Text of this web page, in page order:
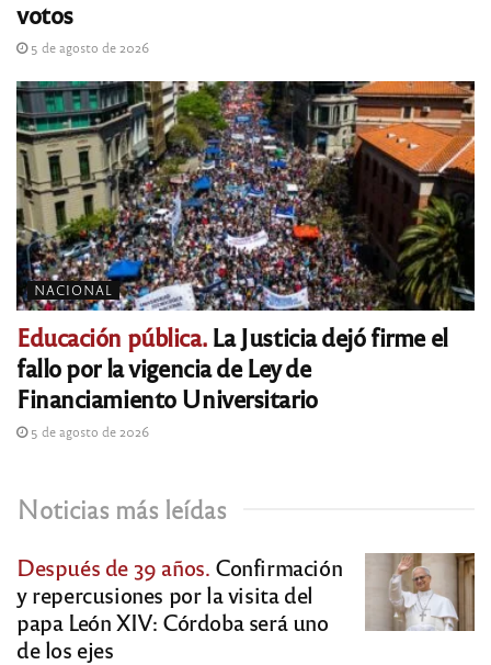
votos
5 de agosto de 2026
NACIONAL
Educación pública.La Justicia dejó firme el
fallo por la vigencia de Ley de
Financiamiento Universitario
5 de agosto de 2026
Noticias más leídas
Después de 39 años. Confirmación
y repercusiones por la visita del
papa León XIV: Córdoba será uno
de los ejes